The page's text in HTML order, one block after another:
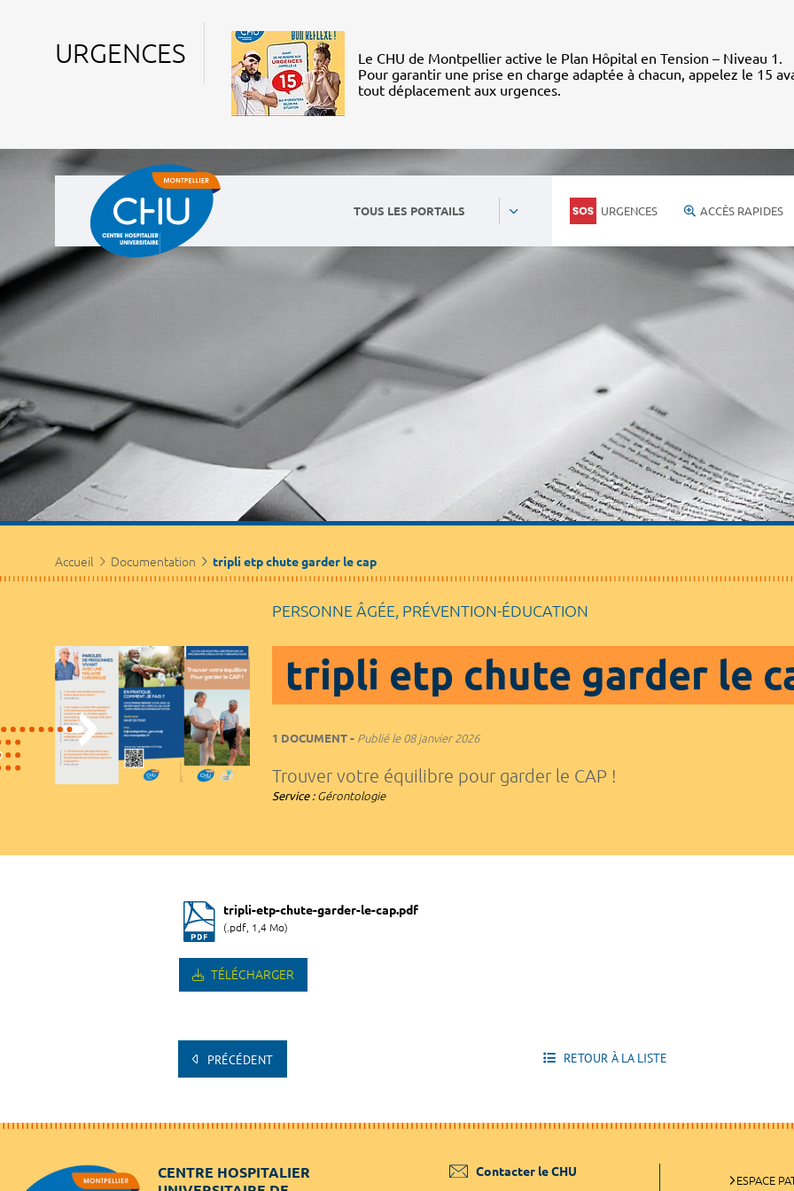
URGENCES
Le CHU de Montpellier active le Plan Hôpital en Tension – Niveau 1.
Pour garantir une prise en charge adaptée à chacun, appelez le 15
tout déplacement aux urgences.
TOUS LES PORTAILS URGENCES ACCÈS RAPIDES
Accueil Documentation tripli etp chute garder le cap
PERSONNE ÂGÉE, PRÉVENTION-ÉDUCATION
tripli etp chute garder le
1 DOCUMENT Publié le08 janvier 2026
Trouver votre équilibre pour garder le CAP !
Service : Gérontologie
tripli-etp-chute-garder-le-cap.pdf
(.pdf, 1,4 Mo)
TÉLÉCHARGER
PRÉCÉDENT RETOUR À LA LISTE
CENTRE HOSPITALIER
Contacter le CHU
ESPACE